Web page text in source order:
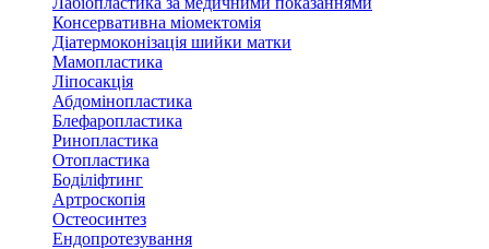
Консервативна міомектомія
Діатермоконізація шийки матки
Мамопластика
Ліпосакція
Абдомінопластика
Блефаропластика
Ринопластика
Отопластика
Боділіфтинг
Артроскопія
Остеосинтез
Ендопротезування